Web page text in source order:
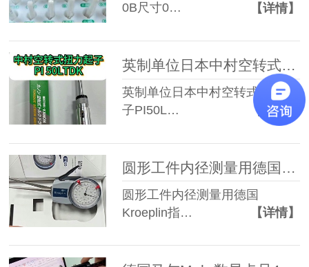
0B尺寸0…
【详情】
英制单位日本中村空转式扭力起子PI 50LTDK
英制单位日本中村空转式扭力起
子PI50L…
【详情】
圆形工件内径测量用德国Kroeplin指针式内卡规H210
圆形工件内径测量用德国
Kroeplin指…
【详情】